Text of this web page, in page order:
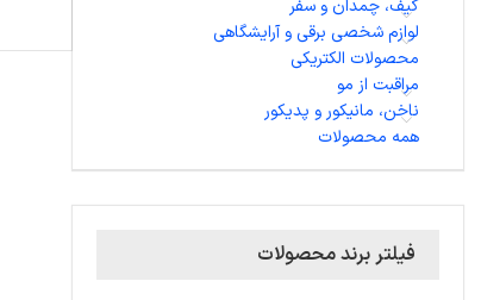
کیف، چمدان و سفر
لوازم شخصی برقی و آرایشگاهی
محصولات الکتریکی
مراقبت از مو
ناخن، مانیکور و پدیکور
همه محصولات
فیلتر برند محصولات